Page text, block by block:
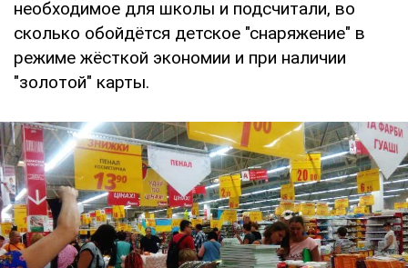
необходимое для школы и подсчитали, во
сколько обойдётся детское "снаряжение" в
режиме жёсткой экономии и при наличии
"золотой" карты.